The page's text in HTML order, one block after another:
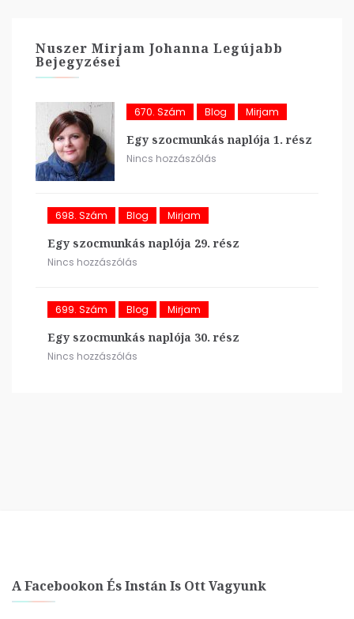
Nuszer Mirjam Johanna Legújabb
Bejegyzései
670. Szám Blog Mirjam
Egy szocmunkás naplója 1. rész
Nincs hozzászólás
698. Szám Blog Mirjam
Egy szocmunkás naplója 29. rész
Nincs hozzászólás
699. Szám Blog Mirjam
Egy szocmunkás naplója 30. rész
Nincs hozzászólás
A Facebookon És Instán Is Ott Vagyunk